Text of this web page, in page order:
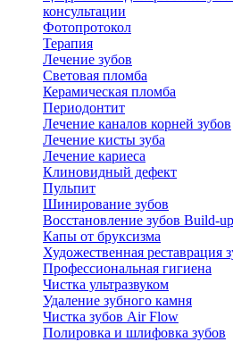
консультации
Фотопротокол
Терапия
Лечение зубов
Световая пломба
Керамическая пломба
Периодонтит
Лечение каналов корней зубов
Лечение кисты зуба
Лечение кариеса
Клиновидный дефект
Пульпит
Шинирование зубов
Восстановление зубов Build-up
Капы от бруксизма
Художественная реставрация
Профессиональная гигиена
Чистка ультразвуком
Удаление зубного камня
Чистка зубов Air Flow
Полировка и шлифовка зубов